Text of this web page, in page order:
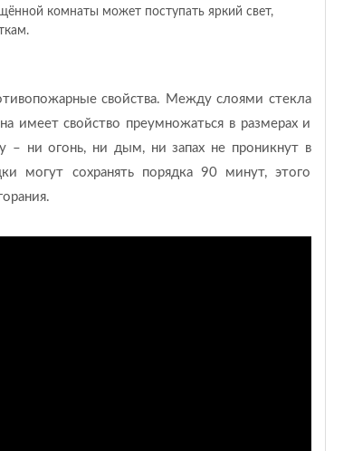
комнаты может поступать яркий свет,
свойства. Между слоями стекла
имеет свойство преумножаться в размерах и
– ни огонь, ни дым, ни запах не проникнут в
могут сохранять порядка 90 минут, этого